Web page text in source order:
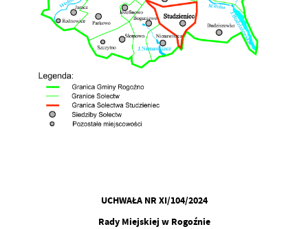
UCHWAŁA NR XI/104/2024
Rady Miejskiej w Rogoźnie